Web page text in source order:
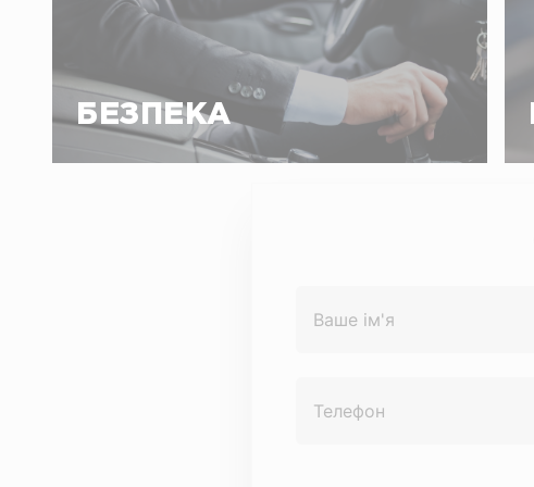
БЕЗПЕКА
Ми встановлюємо автомобільне скло тільки
від перевірених виробників, що поставляють
свою сертифіковану продукцію не тільки на
автомобільні конвеєри, але і на ринок
запасних частин. Суворе дотримання
технологій і використання якісних матеріалів